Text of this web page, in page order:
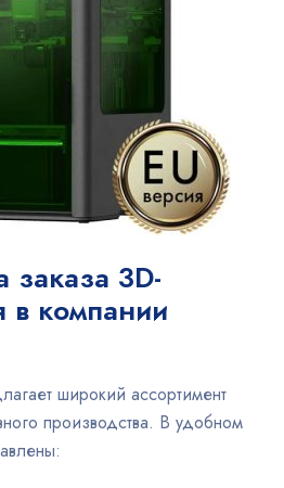
заказа 3D-
в компании
широкий ассортимент
производства. В удобном